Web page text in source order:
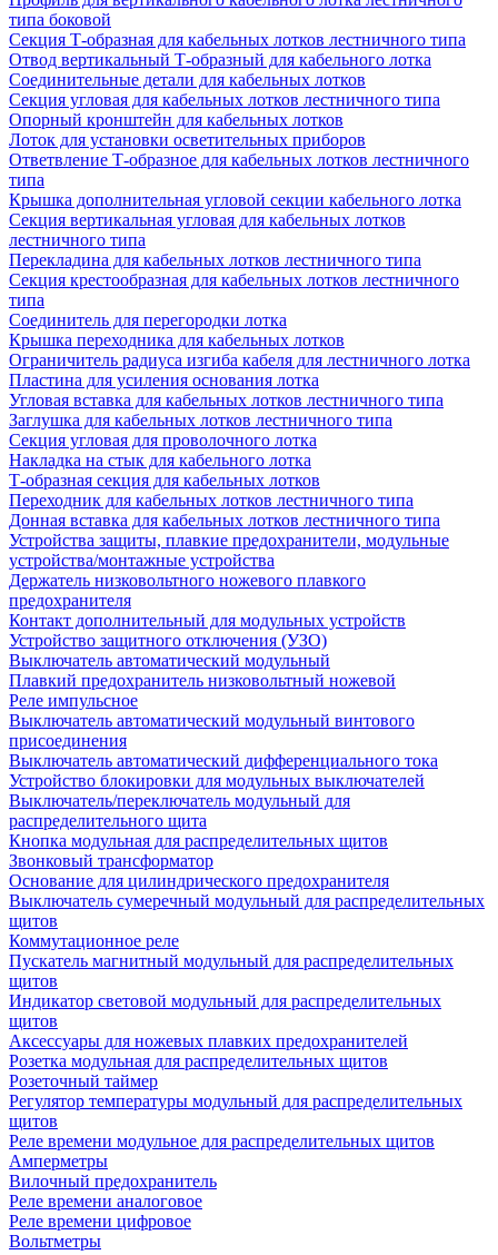
типа боковой
Секция Т-образная для кабельных лотков лестничного типа
Отвод вертикальный Т-образный для кабельного лотка
Соединительные детали для кабельных лотков
Секция угловая для кабельных лотков лестничного типа
Опорный кронштейн для кабельных лотков
Лоток для установки осветительных приборов
Ответвление Т-образное для кабельных лотков лестничного
типа
Крышка дополнительная угловой секции кабельного лотка
Секция вертикальная угловая для кабельных лотков
лестничного типа
Перекладина для кабельных лотков лестничного типа
Секция крестообразная для кабельных лотков лестничного
типа
Соединитель для перегородки лотка
Крышка переходника для кабельных лотков
Ограничитель радиуса изгиба кабеля для лестничного лотка
Пластина для усиления основания лотка
Угловая вставка для кабельных лотков лестничного типа
Заглушка для кабельных лотков лестничного типа
Секция угловая для проволочного лотка
Накладка на стык для кабельного лотка
Т-образная секция для кабельных лотков
Переходник для кабельных лотков лестничного типа
Донная вставка для кабельных лотков лестничного типа
Устройства защиты, плавкие предохранители, модульные
устройства/монтажные устройства
Держатель низковольтного ножевого плавкого
предохранителя
Контакт дополнительный для модульных устройств
Устройство защитного отключения (УЗО)
Выключатель автоматический модульный
Плавкий предохранитель низковольтный ножевой
Реле импульсное
Выключатель автоматический модульный винтового
присоединения
Выключатель автоматический дифференциального тока
Устройство блокировки для модульных выключателей
Выключатель/переключатель модульный для
распределительного щита
Кнопка модульная для распределительных щитов
Звонковый трансформатор
Основание для цилиндрического предохранителя
Выключатель сумеречный модульный для распределительных
щитов
Коммутационное реле
Пускатель магнитный модульный для распределительных
щитов
Индикатор световой модульный для распределительных
щитов
Аксессуары для ножевых плавких предохранителей
Розетка модульная для распределительных щитов
Розеточный таймер
Регулятор температуры модульный для распределительных
щитов
Реле времени модульное для распределительных щитов
Амперметры
Вилочный предохранитель
Реле времени аналоговое
Реле времени цифровое
Вольтметры